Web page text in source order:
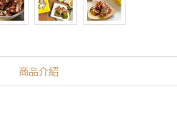
商品介紹